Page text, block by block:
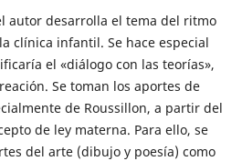
autor desarrolla el tema del ritmo
clínica infantil. Se hace especial
el «diálogo con las teorías»,
Se toman los aportes de
de Roussillon, a partir del
de ley materna. Para ello, se
del arte (dibujo y poesía) como